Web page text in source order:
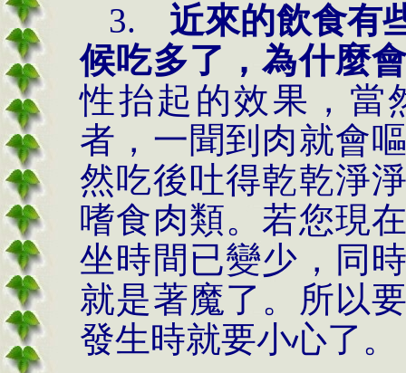
3.
近來的飲食有
候吃多了，為什麼
性抬起的效果，當
者，一聞到肉就會
然吃後吐得乾乾淨
嗜食肉類。若您現
坐時間已變少，同
就是著魔了。所以
發生時就要小心了。